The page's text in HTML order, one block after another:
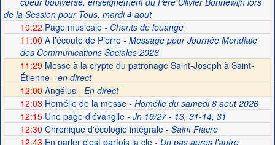
de la Session pour Tous, mardi 4 aout
10:22 Page musicale- Chants de louange
11:00 A l'écoute de Pierre- Message pour Journée Mondiale
des Communications Sociales 2026
11:29 Messe à la crypte du patronage Saint-Joseph à Saint-
Étienne - en direct
12:00 Angélus - En direct
12:03 Homélie de la messe- Homélie du samedi 8 aout 2026
12:15Une page d'évangile- Jn 19/27 - 13, 31-14, 31
12:30 Chronique d'écologie intégrale- Saint Fiacre
12:43 En parler c'est parfois la clé- Un pas apres l'autre